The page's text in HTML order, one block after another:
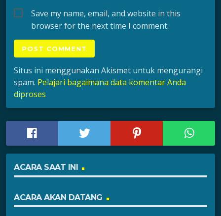
Save my name, email, and website in this
browser for the next time I comment.
Situs ini menggunakan Akismet untuk mengurangi
spam. Pelajari bagaimana data komentar Anda
diproses
ACARA SAAT INI
ACARA AKAN DATANG